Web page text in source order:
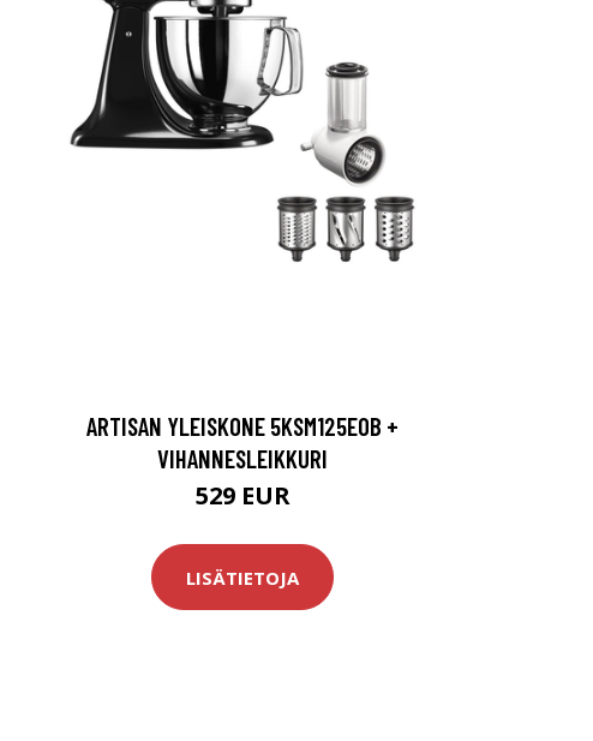
ARTISAN YLEISKONE 5KSM125EOB +
VIHANNESLEIKKURI
529 EUR
LISÄTIETOJA